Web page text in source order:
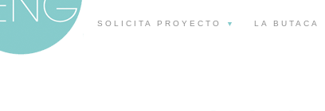
SOLICITA PROYECTO ▼ LA BUTACA